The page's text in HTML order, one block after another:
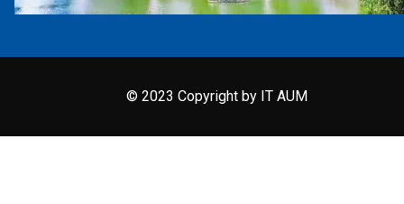
© 2023 Copyright by IT AUM